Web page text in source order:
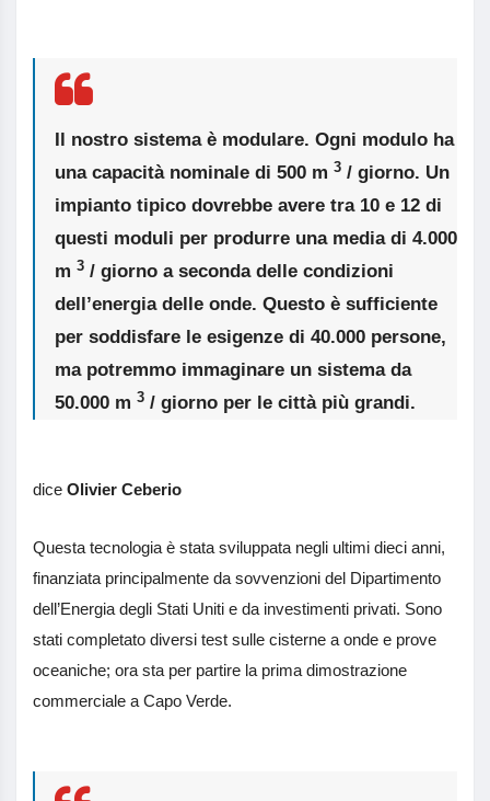
Il nostro sistema è modulare. Ogni modulo ha
una capacità nominale di 500 m 3 / giorno. Un
impianto tipico dovrebbe avere tra 10 e 12 di
questi moduli per produrre una media di 4.000
m 3 / giorno a seconda delle condizioni
dell’energia delle onde. Questo è sufficiente
per soddisfare le esigenze di 40.000 persone,
ma potremmo immaginare un sistema da
50.000 m 3 / giorno per le città più grandi.
dice Olivier Ceberio
Questa tecnologia è stata sviluppata negli ultimi dieci anni,
finanziata principalmente da sovvenzioni del Dipartimento
dell’Energia degli Stati Uniti e da investimenti privati. Sono
stati completato diversi test sulle cisterne a onde e prove
oceaniche; ora sta per partire la prima dimostrazione
commerciale a Capo Verde.